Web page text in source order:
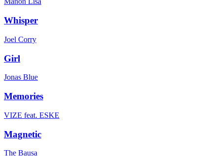
Whisper
Joel Corry
Girl
Jonas Blue
Memories
VIZE feat. ESKE
Magnetic
The Bausa